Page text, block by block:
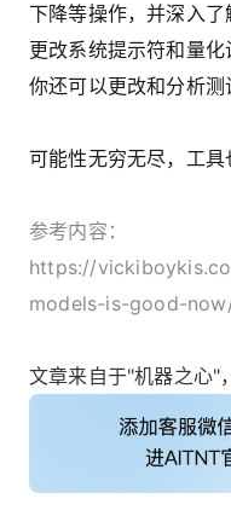
下降等操作，并深入
更改系统提示符和量化
你还可以更改和分析测
可能性无穷无尽，工具
参考内容：
https://
models-is-good-
文章来自于"机器之心"